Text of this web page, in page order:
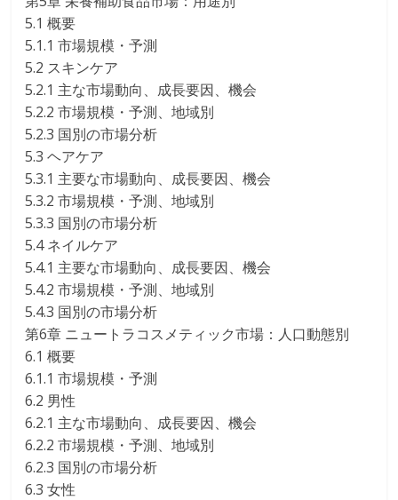
5.1 概要
5.1.1 市場規模・予測
5.2 スキンケア
5.2.1 主な市場動向、成長要因、機会
5.2.2 市場規模・予測、地域別
5.2.3 国別の市場分析
5.3 ヘアケア
5.3.1 主要な市場動向、成長要因、機会
5.3.2 市場規模・予測、地域別
5.3.3 国別の市場分析
5.4 ネイルケア
5.4.1 主要な市場動向、成長要因、機会
5.4.2 市場規模・予測、地域別
5.4.3 国別の市場分析
第6章 ニュートラコスメティック市場：人口動態別
6.1 概要
6.1.1 市場規模・予測
6.2 男性
6.2.1 主な市場動向、成長要因、機会
6.2.2 市場規模・予測、地域別
6.2.3 国別の市場分析
6.3 女性